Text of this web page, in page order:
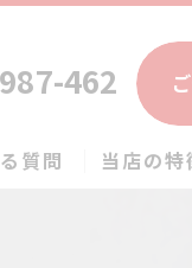
462
質問 当店の特